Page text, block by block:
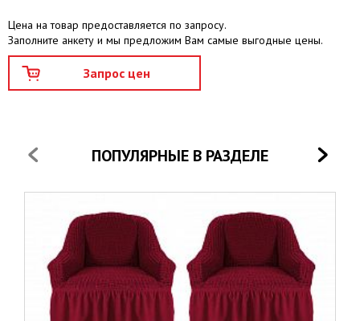
Цена на товар предоставляется по запросу.
Заполните анкету и мы предложим Вам самые выгодные цены.
ПОПУЛЯРНЫЕ В РАЗДЕЛЕ